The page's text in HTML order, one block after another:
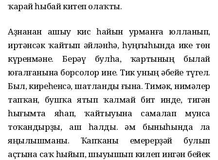
ҡарай һыбай китеп олаҡты.
Аҙнанан ашыу кис һайын урманға юлланып,
иртәнсәк ҡайтып әйләнһә, һуңғыһында ике төн
күренмәне. Берәү булһа, ҡартының былай
юғалғанына борсолор ине. Тик уның әбейе түгел.
Был, киреһенсә, шатланды ғына. Тимәк, нимәлер
тапҡан, бушҡа ятып ҡалмай бит инде, тигән
һығымта яһап, ҡайтыуына самалап мунса
тоҡандырҙы, аш һалды. Һәм быныһында ла
яңылышманы. Ҡапҡаны емерерҙәй булып
аҫтына саҡ һыйып, шыуышып килеп ингән бейек